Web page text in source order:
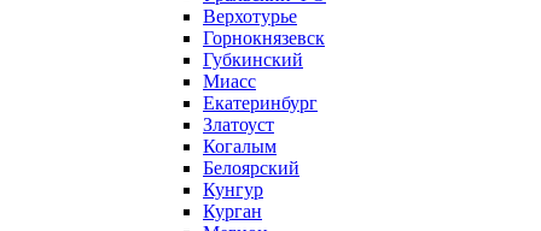
Верхотурье
Горнокнязевск
Губкинский
Миасс
Екатеринбург
Златоуст
Когалым
Белоярский
Кунгур
Курган